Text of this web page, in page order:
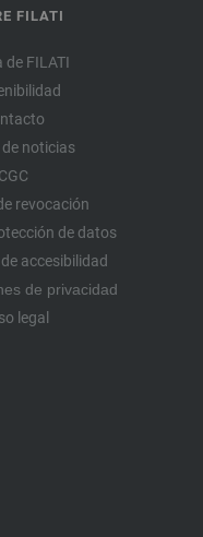
FILATI
de FILATI
noticias
CGC
revocación
de datos
accesibilidad
de privacidad
legal